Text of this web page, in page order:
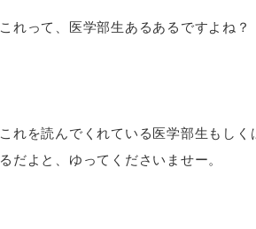
これって、医学部生あるあるですよね？
これを読んでくれている医学部生もし
るだよと、ゆってくださいませー。